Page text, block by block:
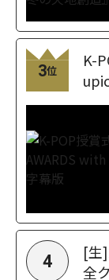
3位
K-
4
[生
全